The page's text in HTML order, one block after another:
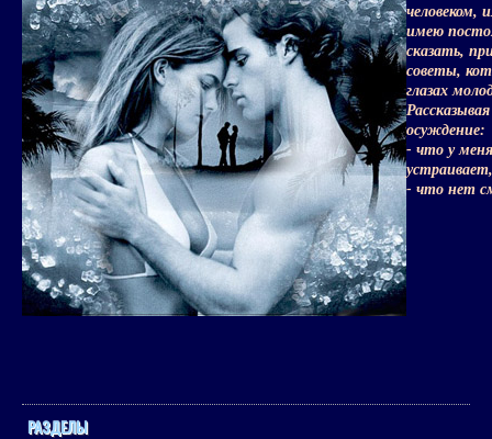
имею
сказать,
советы,
глазах
осуждение:
- что у
- что нет
РАЗДЕЛЫ